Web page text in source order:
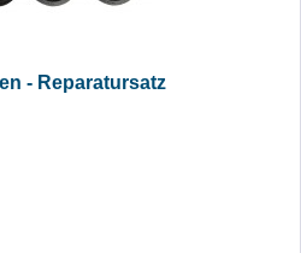
- Reparatursatz